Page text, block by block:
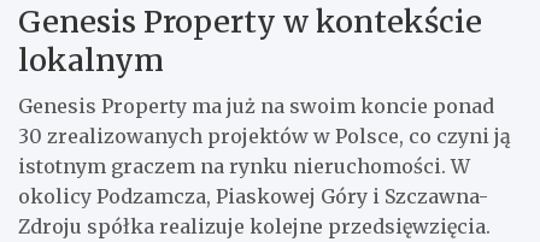
Genesis Property w kontekście
lokalnym
Genesis Property ma już na swoim koncie ponad
30 zrealizowanych projektów w Polsce, co czyni ją
istotnym graczem na rynku nieruchomości. W
okolicy Podzamcza, Piaskowej Góry i Szczawna-
Zdroju spółka realizuje kolejne przedsięwzięcia.